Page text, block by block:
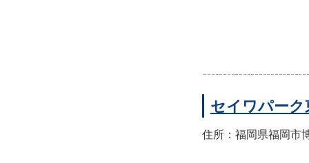
セイワパー
住所：福岡県福岡市